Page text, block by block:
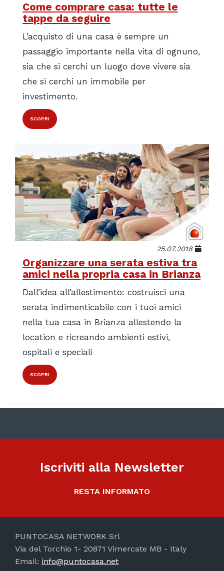
Come comprare casa: tutte le
tappe da seguire
L’acquisto di una casa è sempre un
passaggio importante nella vita di ognuno,
sia che si cerchi un luogo dove vivere sia
che si cerchi un immobile per
investimento.
SCOPRI
25.07.2018
Organizzare una serata estiva tra
amici nella propria casa in Brianza
Dall’idea all’allestimento: costruisci una
serata indimenticabile con i tuoi amici
nella tua casa in Brianza allestendo la
location e ricreando ambienti estivi,
ospitali e speciali
SCOPRI
Iscriviti alla Newsletter
RESTA INFORMATO
PUNTOCASA NETWORK Srl
Via del Torchio 1- 20871 Vimercate MB - Italy
Email: info@puntocasa.net